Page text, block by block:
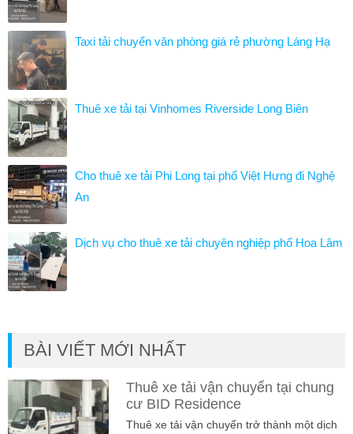
Taxi tải chuyển văn phòng giá rẻ phường Láng Hạ
Thuê xe tải tại Vinhomes Riverside Long Biên
Cho thuê xe tải Phi Long tại phố Việt Hưng đi Nghệ
An
Dịch vụ cho thuê xe tải chuyên nghiệp phố Hoa Lâm
BÀI VIẾT MỚI NHẤT
Thuê xe tải vận chuyển tại chung
cư BID Residence
Thuê xe tải vận chuyển trở thành một dịch